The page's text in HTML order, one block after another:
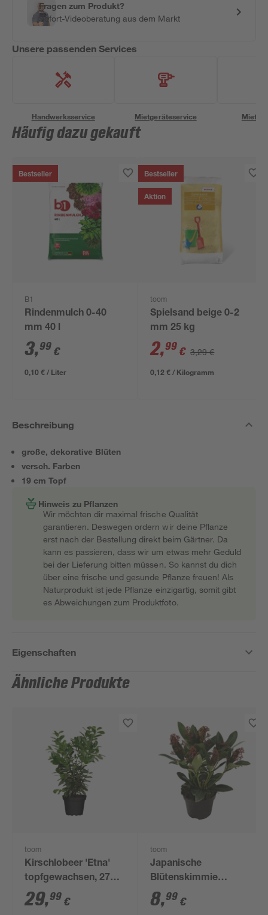
Fragen zum Produkt?
Sofort-Videoberatung aus dem Markt
Unsere passenden Services
Handwerksservice Mietgeräteservice
Häufig dazu gekauft
Bestseller
B1
Rindenmulch 0-40
mm 40 l
3,99 €
0,10 € / Liter
Bestseller
Aktion
toom
Spielsand beige 0-2
mm 25 kg
2,99 € 3,29 €
0,12 € / Kilogramm
Beschreibung
große, dekorative Blüten
versch. Farben
19 cm Topf
Hinweis zu Pflanzen
Wir möchten dir maximal frische Qualität
garantieren. Deswegen ordern wir deine Pflanze
erst nach der Bestellung direkt beim Gärtner. Da
kann es passieren, dass wir um etwas mehr Geduld
bei der Lieferung bitten müssen. So kannst du dich
über eine frische und gesunde Pflanze freuen! Als
Naturprodukt ist jede Pflanze einzigartig, somit gibt
es Abweichungen zum Produktfoto.
Eigenschaften
Ähnliche Produkte
toom
Kirschlobeer 'Etna'
topfgewachsen, 27
cm Topf
29,99 €
toom
Japanische
Blütenskimmie
'Rubella' 13 cm Topf
8,99 €